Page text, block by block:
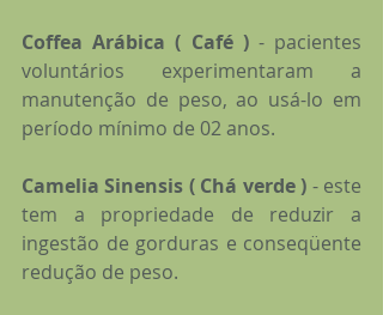
Coffea Arábica ( Café ) - pacientes
voluntários experimentaram a
manutenção de peso, ao usá-lo em
período mínimo de 02 anos.
Camelia Sinensis ( Chá verde ) - este
tem a propriedade de reduzir a
ingestão de gorduras e conseqüente
redução de peso.